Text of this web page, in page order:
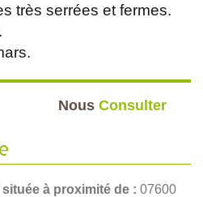
très serrées et fermes.
Nous Consulter
à proximité de : 07600